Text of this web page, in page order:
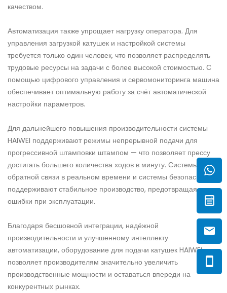
качеством.
Автоматизация также упрощает нагрузку оператора. Для
управления загрузкой катушек и настройкой системы
требуется только один человек, что позволяет распределять
трудовые ресурсы на задачи с более высокой стоимостью. С
помощью цифрового управления и сервомониторинга машина
обеспечивает оптимальную работу за счёт автоматической
настройки параметров.
Для дальнейшего повышения производительности системы
HAIWEI поддерживают режимы непрерывной подачи для
прогрессивной штамповки штампом — что позволяет прессу
достигать большего количества ходов в минуту. Системы
обратной связи в реальном времени и системы безопасности
поддерживают стабильное производство, предотвращая
ошибки при эксплуатации.
Благодаря бесшовной интеграции, надёжной
производительности и улучшенному интеллекту
автоматизации, оборудование для подачи катушек HAIWEI
позволяет производителям значительно увеличить
производственные мощности и оставаться впереди на
конкурентных рынках.